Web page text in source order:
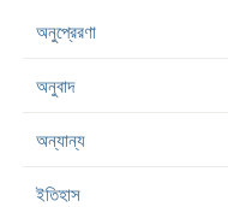
অনুপ্রেরণা
অনুবাদ
অন্যান্য
ইতিহাস